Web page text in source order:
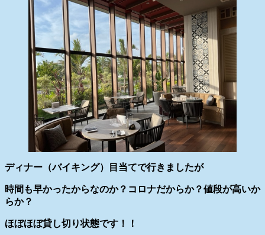
ディナー（バイキング）目当てで行きましたが
時間も早かったからなのか？コロナだからか？値段が高いか
らか？
ほぼほぼ貸し切り状態です！！